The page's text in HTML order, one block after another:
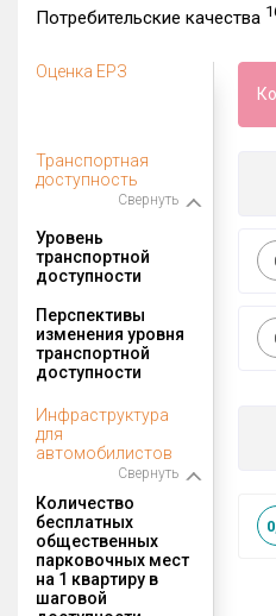
Потребительские качества
Оценка ЕРЗ
Транспортная
доступность
Свернуть
Уровень
транспортной
доступности
Перспективы
изменения уровня
транспортной
доступности
Инфраструктура
для
автомобилистов
Свернуть
Количество
бесплатных
общественных
парковочных мест
на 1 квартиру в
шаговой